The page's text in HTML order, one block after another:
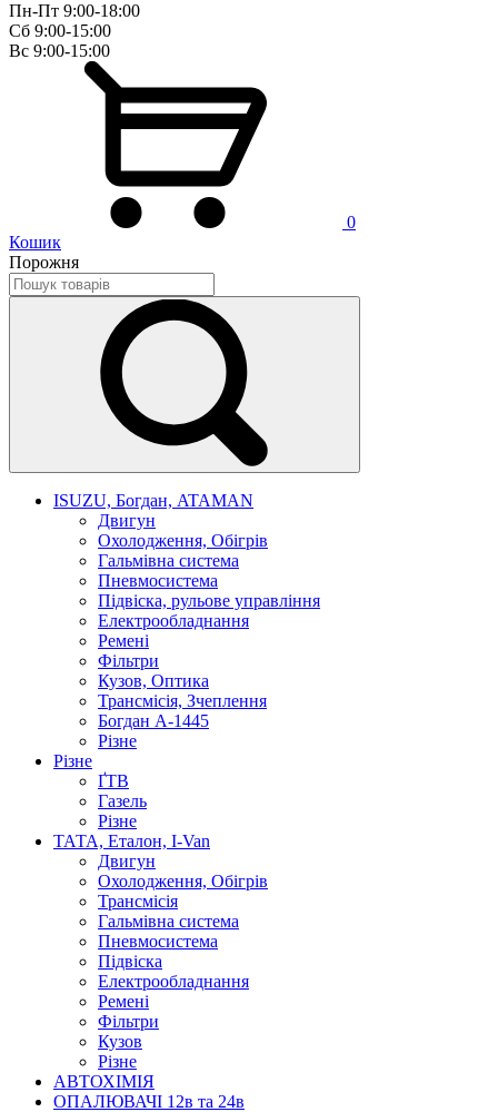
Пн-Пт 9:00-18:00
Сб 9:00-15:00
Вс 9:00-15:00
0
Кошик
Порожня
ISUZU, Богдан, ATAMAN
Двигун
Охолодження, Обігрів
Гальмівна система
Пневмосистема
Підвіска, рульове управління
Електрообладнання
Ремені
Фільтри
Кузов, Оптика
Трансмісія, Зчеплення
Богдан А-1445
Різне
Різне
ҐТВ
Газель
Різне
ТАТА, Еталон, I-Van
Двигун
Охолодження, Обігрів
Трансмісія
Гальмівна система
Пневмосистема
Підвіска
Електрообладнання
Ремені
Фільтри
Кузов
Різне
АВТОХІМІЯ
ОПАЛЮВАЧІ 12в та 24в